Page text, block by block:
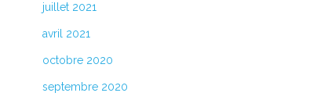
juillet 2021
avril 2021
octobre 2020
septembre 2020